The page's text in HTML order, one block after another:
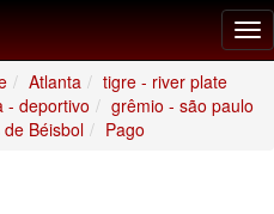
Atlanta
tigre - river plate
- deportivo
grêmio - são paulo
Béisbol
Pago